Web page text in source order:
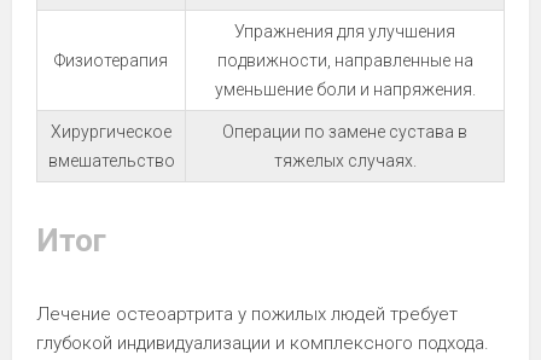
Физиотерапия
Упражнения для улучшения
подвижности, направленные на
уменьшение боли и напряжения.
Хирургическое
вмешательство
Операции по замене сустава в
тяжелых случаях.
Итог
Лечение остеоартрита у пожилых людей требует
глубокой индивидуализации и комплексного подхода.